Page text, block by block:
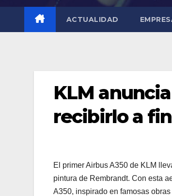
ACTUALIDAD
KLM
recibirlo a
El primer Airbus A350 de KLM
pintura de Rembrandt. Con esta
A350, inspirado en famosas